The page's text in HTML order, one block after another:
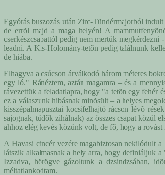
Egyórás buszozás után Zirc-Tündérmajorból
de errõl majd a maga helyén! A
cserkészcsapattól pedig nem mertük
leadni. A Kis-Holomány-tetõn pedig találnunk
de hiába.
Elhagyva a csúcson árválkodó három méteres
egy ló." Ránéztem, aztán magamra – és a
rávezettük a feladatlapra, hogy "a tetõn egy fehér
ez a válaszunk hibásnak minõsült – a helyes
kisszépalmapusztai kocsifelhajtó rácson lévõ
sajognak, tüdõk zihálnak) az összes csapat közül
ahhoz elég kevés közünk volt, de fõ, hogy a
A Havasi cincér vezére magabiztosan nekilódult
látszik alkalmasnak a hely arra, hogy definiáljuk a
Izzadva, hörögve gázoltunk a dzsindzsában,
méltatlankodtam.